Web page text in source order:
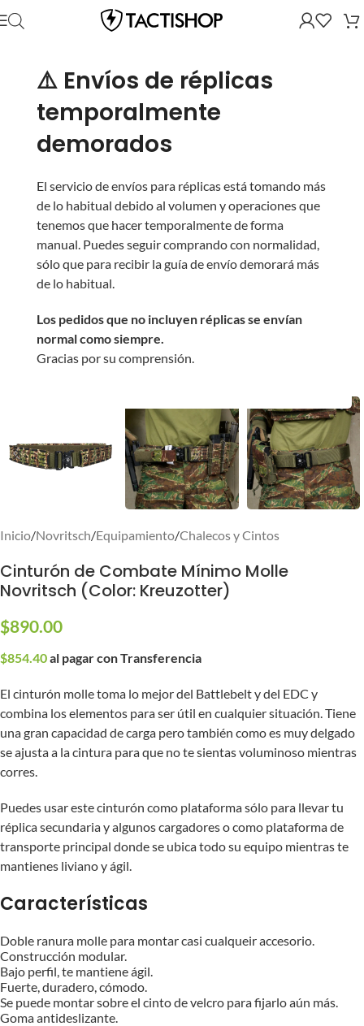
⚠️ Envíos de réplicas
temporalmente
demorados
El servicio de envíos para réplicas está tomando más
de lo habitual debido al volumen y operaciones que
tenemos que hacer temporalmente de forma
manual. Puedes seguir comprando con normalidad,
sólo que para recibir la guía de envío demorará más
de lo habitual.
Los pedidos que no incluyen réplicas se envían
normal como siempre.
Gracias por su comprensión.
Inicio/Novritsch/Equipamiento/Chalecos y Cintos
Cinturón de Combate Mínimo Molle
Novritsch (Color: Kreuzotter)
$890.00
$854.40al pagar con Transferencia
El cinturón molle toma lo mejor del Battlebelt y del EDC y
combina los elementos para ser útil en cualquier situación. Tiene
una gran capacidad de carga pero también como es muy delgado
se ajusta a la cintura para que no te sientas voluminoso mientras
corres.
Puedes usar este cinturón como plataforma sólo para llevar tu
réplica secundaria y algunos cargadores o como plataforma de
transporte principal donde se ubica todo su equipo mientras te
mantienes liviano y ágil.
Características
Doble ranura molle para montar casi cualqueir accesorio.
Construcción modular.
Bajo perfil, te mantiene ágil.
Fuerte, duradero, cómodo.
Se puede montar sobre el cinto de velcro para fijarlo aún más.
Goma antideslizante.